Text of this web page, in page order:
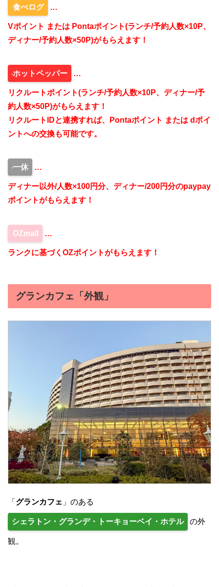
食べログ …
Vポイント または Pontaポイント(ランチ/予約人数×10P、
ディナー/予約人数×50P)がもらえます！
ホットペッパー …
リクルートポイント(ランチ/予約人数×10P、ディナー/予
約人数×50P)がもらえます！
リクルートIDと連携すれば、Pontaポイント または dポイ
ントへの交換も可能です。
一休 …
ディナー以外/人数×100円分、ディナー/200円分のpaypay
ポイントがもらえます！
OZmall …
ランクに基づくOZポイントがもらえます！
グランカフェ「外観」
「 グランカフェ 」のある
シェラトン・グランデ・トーキョーベイ・ホテル の外
観。